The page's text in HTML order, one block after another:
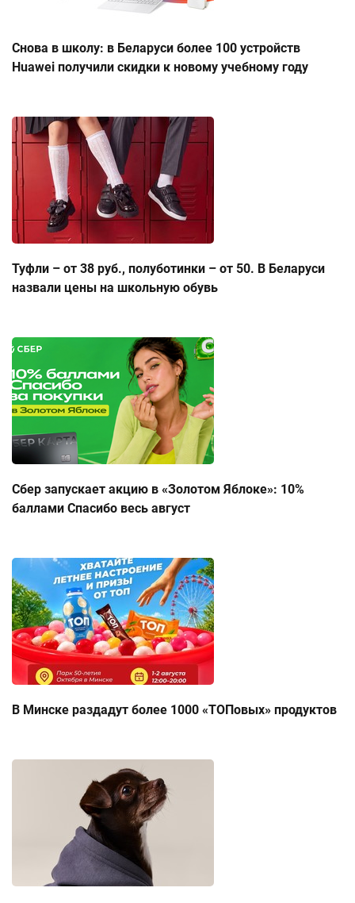
Снова в школу: в Беларуси более 100 устройств
Huawei получили скидки к новому учебному году
Туфли – от 38 руб., полуботинки – от 50. В Беларуси
назвали цены на школьную обувь
Сбер запускает акцию в «Золотом Яблоке»: 10%
баллами Спасибо весь август
В Минске раздадут более 1000 «ТОПовых» продуктов